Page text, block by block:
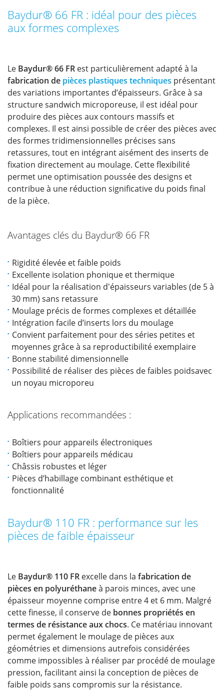
Baydur® 66 FR : idéal pour des pièces
aux formes complexes
Le Baydur® 66 FR est particulièrement adapté à la
fabrication de pièces plastiques techniques présentant
des variations importantes d’épaisseurs. Grâce à sa
structure sandwich microporeuse, il est idéal pour
produire des pièces aux contours massifs et
complexes. Il est ainsi possible de créer des pièces avec
des formes tridimensionnelles précises sans
retassures, tout en intégrant aisément des inserts de
fixation directement au moulage. Cette flexibilité
permet une optimisation poussée des designs et
contribue à une réduction significative du poids final
de la pièce.
Avantages clés du Baydur® 66 FR
Rigidité élevée et faible poids
Excellente isolation phonique et thermique
Idéal pour la réalisation d'épaisseurs variables (de 5 à
30 mm) sans retassure
Moulage précis de formes complexes et détaillée
Intégration facile d’inserts lors du moulage
Convient parfaitement pour des séries petites et
moyennes grâce à sa reproductibilité exemplaire
Bonne stabilité dimensionnelle
Possibilité de réaliser des pièces de faibles poidsavec
un noyau microporeu
Applications recommandées :
Boîtiers pour appareils électroniques
Boîtiers pour appareils médicau
Châssis robustes et léger
Pièces d’habillage combinant esthétique et
fonctionnalité
Baydur® 110 FR : performance sur les
pièces de faible épaisseur
Le Baydur® 110 FR excelle dans la fabrication de
pièces en polyuréthaneà parois minces, avec une
épaisseur moyenne comprise entre 4 et 6 mm. Malgré
cette finesse, il conserve de bonnes propriétés en
termes de résistance aux chocs. Ce matériau innovant
permet également le moulage de pièces aux
géométries et dimensions autrefois considérées
comme impossibles à réaliser par procédé de moulage
pression, facilitant ainsi la conception de pièces de
faible poids sans compromis sur la résistance.